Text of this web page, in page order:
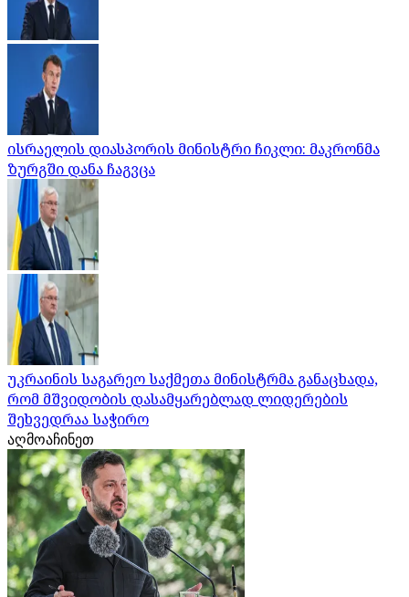
ისრაელის დიასპორის მინისტრი ჩიკლი: მაკრონმა
ზურგში დანა ჩაგვცა
უკრაინის საგარეო საქმეთა მინისტრმა განაცხადა,
რომ მშვიდობის დასამყარებლად ლიდერების
შეხვედრაა საჭირო
აღმოაჩინეთ